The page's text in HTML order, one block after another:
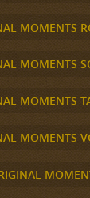
MOMENTS
MOMENTS
MOMENTS
MOMENTS